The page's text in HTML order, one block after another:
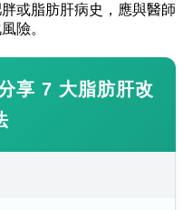
或脂肪肝病史，應與醫師
險。
享 7 大脂肪肝改